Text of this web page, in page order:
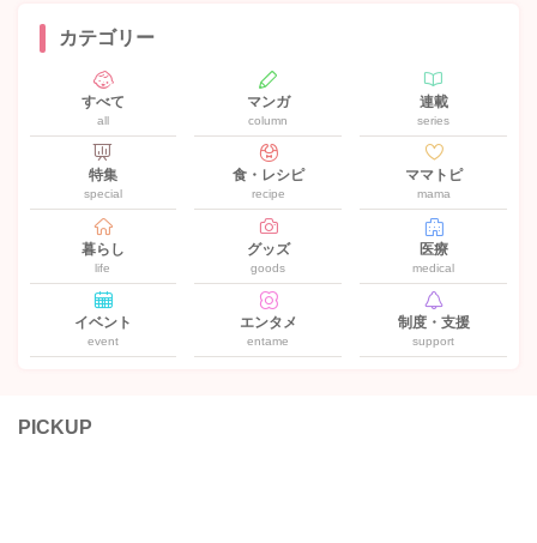
カテゴリー
すべて
all
マンガ
column
連載
series
特集
special
食・レシピ
recipe
ママトピ
mama
暮らし
life
グッズ
goods
医療
medical
イベント
event
エンタメ
entame
制度・支援
support
PICKUP